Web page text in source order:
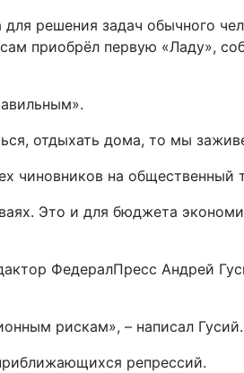
решения задач обычного
приобрёл первую «Ладу»,
отдыхать дома, то мы
чиновников на общественный
Это и для бюджета
ФедералПресс Андрей
рискам», – написал Гусий.
репрессий.